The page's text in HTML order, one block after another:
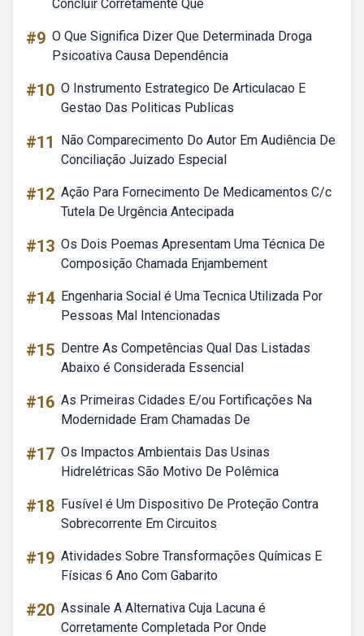
Concluir Corretamente Que
#9 O Que Significa Dizer Que Determinada Droga
Psicoativa Causa Dependência
#10 O Instrumento Estrategico De Articulacao E
Gestao Das Politicas Publicas
#11
Não Comparecimento Do Autor Em Audiência De
Conciliação Juizado Especial
#12 Ação Para Fornecimento De Medicamentos C/c
Tutela De Urgência Antecipada
#13 Os Dois Poemas Apresentam Uma Técnica De
Composição Chamada Enjambement
#14 Engenharia Social é Uma Tecnica Utilizada Por
Pessoas Mal Intencionadas
#15 Dentre As Competências Qual Das Listadas
Abaixo é Considerada Essencial
#16 As Primeiras Cidades E/ou Fortificações Na
Modernidade Eram Chamadas De
#17 Os Impactos Ambientais Das Usinas
Hidrelétricas São Motivo De Polêmica
#18 Fusível é Um Dispositivo De Proteção Contra
Sobrecorrente Em Circuitos
#19 Atividades Sobre Transformações Químicas E
Físicas 6 Ano Com Gabarito
#20 Assinale A Alternativa Cuja Lacuna é
Corretamente Completada Por Onde